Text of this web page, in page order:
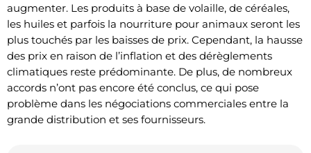
augmenter. Les produits à base de volaille, de céréales,
les huiles et parfois la nourriture pour animaux seront les
plus touchés par les baisses de prix. Cependant, la hausse
des prix en raison de l’inflation et des dérèglements
climatiques reste prédominante. De plus, de nombreux
accords n’ont pas encore été conclus, ce qui pose
problème dans les négociations commerciales entre la
grande distribution et ses fournisseurs.